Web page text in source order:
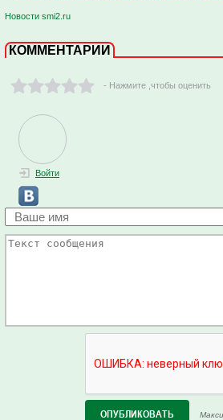
Новости smi2.ru
КОММЕНТАРИИ
- Нажмите ,чтобы оценить
Войти